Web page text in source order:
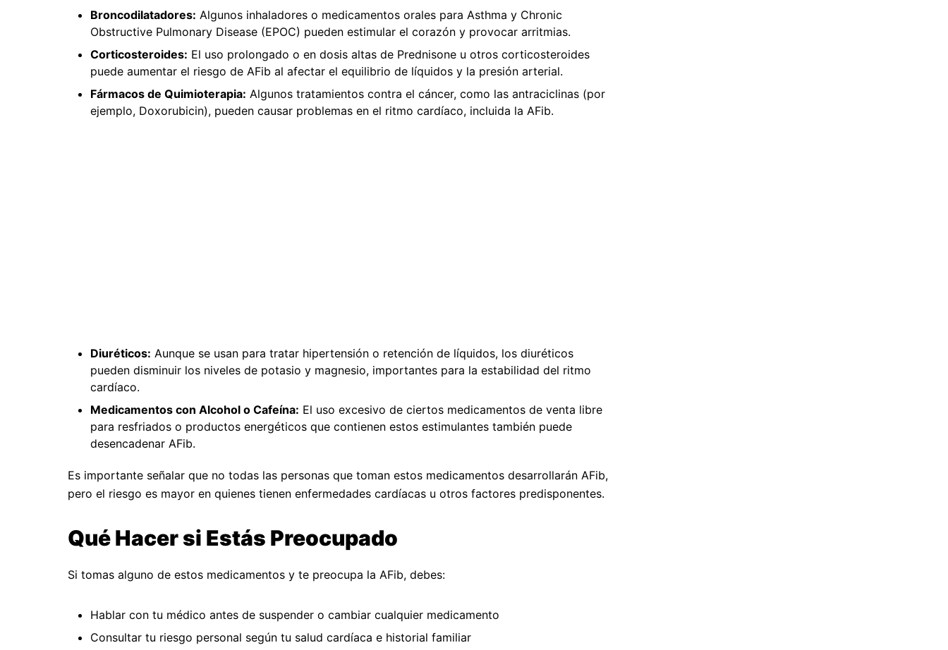
Broncodilatadores: Algunos inhaladores o medicamentos orales para Asthma y Chronic
Obstructive Pulmonary Disease (EPOC) pueden estimular el corazón y provocar arritmias.
Corticosteroides: El uso prolongado o en dosis altas de Prednisone u otros corticosteroides
puede aumentar el riesgo de AFib al afectar el equilibrio de líquidos y la presión arterial.
Fármacos de Quimioterapia: Algunos tratamientos contra el cáncer, como las antraciclinas (por
ejemplo, Doxorubicin), pueden causar problemas en el ritmo cardíaco, incluida la AFib.
Diuréticos: Aunque se usan para tratar hipertensión o retención de líquidos, los diuréticos
pueden disminuir los niveles de potasio y magnesio, importantes para la estabilidad del ritmo
cardíaco.
Medicamentos con Alcohol o Cafeína: El uso excesivo de ciertos medicamentos de venta libre
para resfriados o productos energéticos que contienen estos estimulantes también puede
desencadenar AFib.
Es importante señalar que no todas las personas que toman estos medicamentos desarrollarán AFib,
pero el riesgo es mayor en quienes tienen enfermedades cardíacas u otros factores predisponentes.
Qué Hacer si Estás Preocupado
Si tomas alguno de estos medicamentos y te preocupa la AFib, debes:
Hablar con tu médico antes de suspender o cambiar cualquier medicamento
Consultar tu riesgo personal según tu salud cardíaca e historial familiar